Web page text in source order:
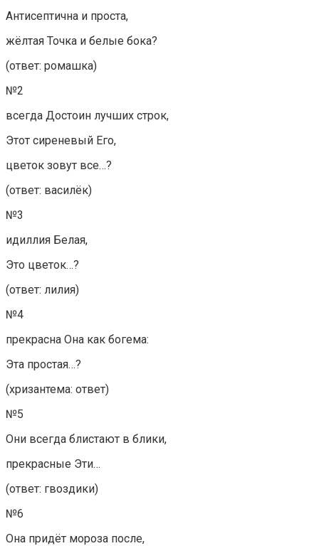
Антисептична и проста,
жёлтая Точка и белые бока?
(ответ: ромашка)
№2
всегда Достоин лучших строк,
Этот сиреневый Его,
цветок зовут все…?
(ответ: василёк)
№3
идиллия Белая,
Это цветок…?
(ответ: лилия)
№4
прекрасна Она как богема:
Эта простая…?
(хризантема: ответ)
№5
Они всегда блистают в блики,
прекрасные Эти…
(ответ: гвоздики)
№6
Она придёт мороза после,